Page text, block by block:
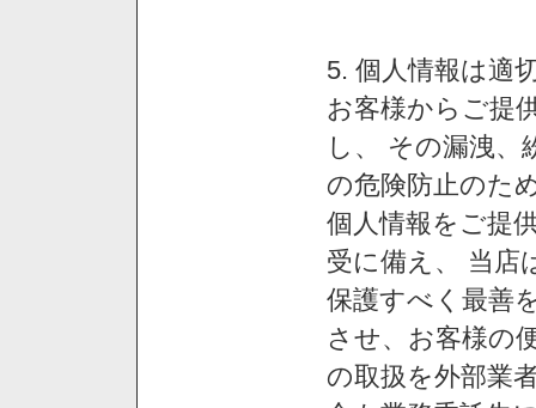
5. 個人情報は適
お客様からご提
し、 その漏洩、
の危険防止のた
個人情報をご提
受に備え、 当店
保護すべく最善
させ、お客様の
の取扱を外部業